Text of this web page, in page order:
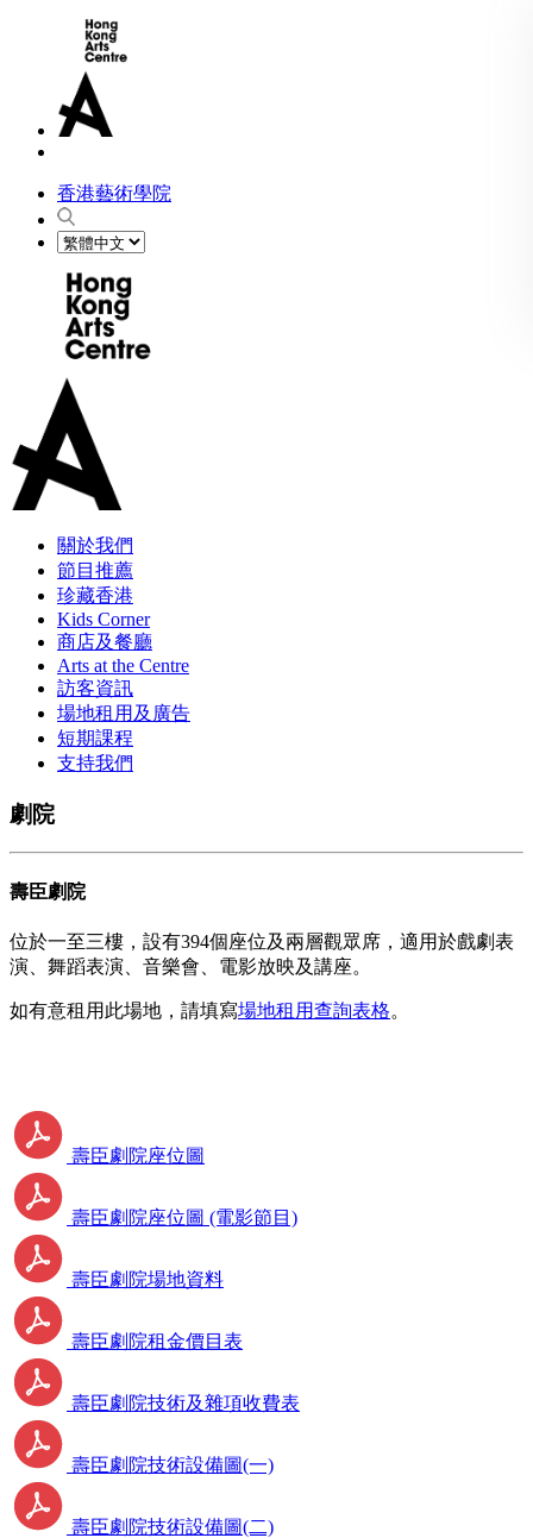
香港藝術學院
關於我們
節目推薦
珍藏香港
Kids Corner
商店及餐廳
Arts at the Centre
訪客資訊
場地租用及廣告
短期課程
支持我們
劇院
壽臣劇院
位於一至三樓，設有394個座位及兩層觀眾席，適用於戲劇表
演、舞蹈表演、音樂會、電影放映及講座。
如有意租用此場地，請填寫場地租 用查詢表格。
壽臣劇院座位圖
壽臣劇院座位圖 (電影節目)
壽臣劇院場地資料
壽臣劇院租金價目表
壽臣劇院技術及雜項收費表
壽臣劇院技術設備圖(一)
壽臣劇院技術設備圖(二)